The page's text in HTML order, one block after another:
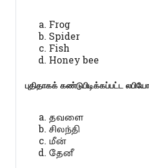
Frog
Spider
Fish
Honey bee
புதிதாகக் கண்டுபிடிக்கப்பட்ட
தவளை
சிலந்தி
மீன்
தேனீ